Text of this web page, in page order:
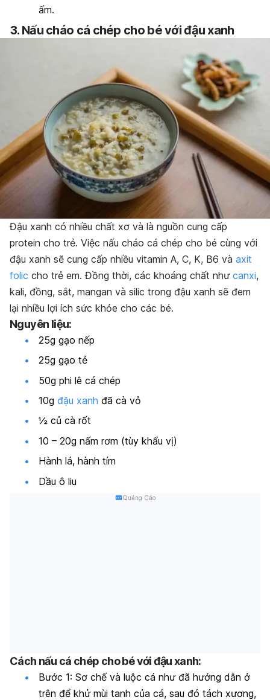
ấm.
3. Nấu cháo cá chép cho bé với đậu xanh
Đậu xanh có nhiều chất xơ và là nguồn cung cấp
protein cho trẻ. Việc nấu cháo cá chép cho bé cùng với
đậu xanh sẽ cung cấp nhiều vitamin A, C, K, B6 và axit
folic cho trẻ em. Đồng thời, các khoáng chất như canxi,
kali, đồng, sắt, mangan và silic trong đậu xanh sẽ đem
lại nhiều lợi ích sức khỏe cho các bé.
Nguyên liệu:
25g gạo nếp
25g gạo tẻ
50g phi lê cá chép
10g đậu xanh đã cà vỏ
½ củ cà rốt
10 – 20g nấm rơm (tùy khẩu vị)
Hành lá, hành tím
Dầu ô liu
Quảng Cáo
Cách nấu cá chép cho bé với đậu xanh:
Bước 1: Sơ chế và luộc cá như đã hướng dẫn ở
trên để khử mùi tanh của cá, sau đó tách xương,